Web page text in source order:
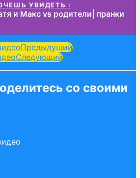
УВИДЕТЬ :
и Макс vs родители| пранки
Предыдущий
Следующий
со своими